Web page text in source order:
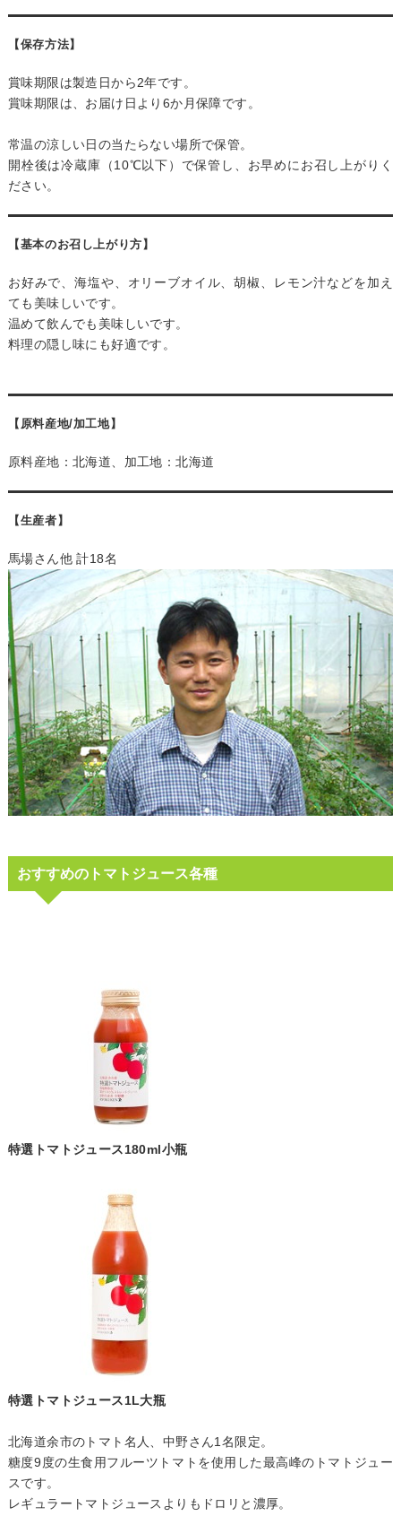
【保存方法】
賞味期限は製造日から2年です。
賞味期限は、お届け日より6か月保障です。
常温の涼しい日の当たらない場所で保管。
開栓後は冷蔵庫（10℃以下）で保管し、お早めにお召し上がりく
ださい。
【基本のお召し上がり方】
お好みで、海塩や、オリーブオイル、胡椒、レモン汁などを加え
ても美味しいです。
温めて飲んでも美味しいです。
料理の隠し味にも好適です。
【原料産地/加工地】
原料産地：北海道、加工地：北海道
【生産者】
馬場さん他 計18名
おすすめのトマトジュース各種
特選トマトジュース180ml小瓶
特選トマトジュース1L大瓶
北海道余市のトマト名人、中野さん1名限定。
糖度9度の生食用フルーツトマトを使用した最高峰のトマトジュー
スです。
レギュラートマトジュースよりもドロリと濃厚。